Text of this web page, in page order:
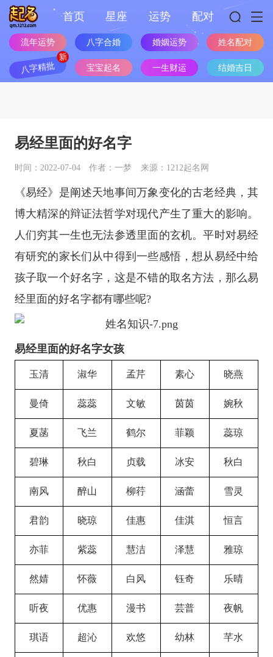
首页 星座 运势 配对
流年运势 八字合婚 婚姻运势 姓名配对
八字精批 宝宝起名 一生财运 结婚吉日
易经里面的好名字
时间：2022-07-04 作者：一梦 来源：1212起名网
《易经》是阐述天地事间万象变化的古老经典，其
博大精深的辩证法哲学对现代产生了重大的影响。
人们穷其一生也无法参透里面的玄机。平时对易经
有研究的家长们从中得到一些感悟，想从易经中给
孩子取一个好名字，这是不错的取名方法，那么易
经里面的好名字都有哪些呢?
易经里面的好名字女孩
玉清 淑华 孟芹 素心 晓燕
曼倚 蕊蕊 文敏 茵茵 婉秋
夏菡 飞兰 鹤尔 菲颖 蕊琼
碧琳 秋白 贞载 冰安 秋白
南风 醉山 柳荇 涵蕾 雪灵
君韵 晓琼 佳惠 佳淇 恒言
亦菲 紫蕊 慧洁 泽慧 雅琼
然婧 怀薇 白风 钰奇 乐晴
听夜 优惠 漫书 芸普 夜帆
琪语 超沁 欢悠 幼林 芊水